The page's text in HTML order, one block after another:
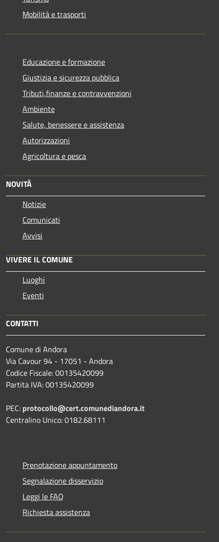
Mobilità e trasporti
Educazione e formazione
Giustizia e sicurezza pubblica
Tributi,finanze e contravvenzioni
Ambiente
Salute, benessere e assistenza
Autorizzazioni
Agricoltura e pesca
NOVITÀ
Notizie
Comunicati
Avvisi
VIVERE IL COMUNE
Luoghi
Eventi
CONTATTI
Comune di Andora
Via Cavour 94 - 17051 - Andora
Codice Fiscale: 00135420099
Partita IVA: 00135420099
PEC: protocollo@cert.comunediandora.it
Centralino Unico: 0182.68111
Prenotazione appuntamento
Segnalazione disservizio
Leggi le FAQ
Richiesta assistenza